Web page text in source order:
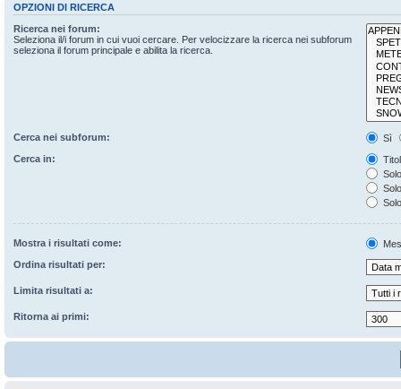
OPZIONI DI RICERCA
Ricerca nei forum:
Seleziona il/i forum in cui vuoi cercare. Per velocizzare la ricerca nei subforum
seleziona il forum principale e abilita la ricerca.
Cerca nei subforum:
Sì
Cerca in:
Mostra i risultati come:
Ordina risultati per:
Limita risultati a:
Ritorna ai primi: